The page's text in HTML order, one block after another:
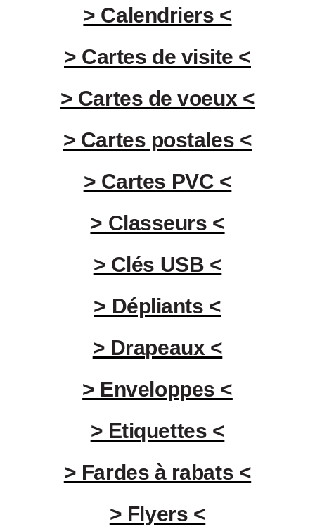
> Calendriers <
> Cartes de visite <
> Cartes de voeux <
> Cartes postales <
> Cartes PVC <
> Classeurs <
> Clés USB <
> Dépliants <
> Drapeaux <
> Enveloppes <
> Etiquettes <
> Fardes à rabats <
> Flyers <